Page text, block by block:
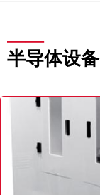
——
半导体设备